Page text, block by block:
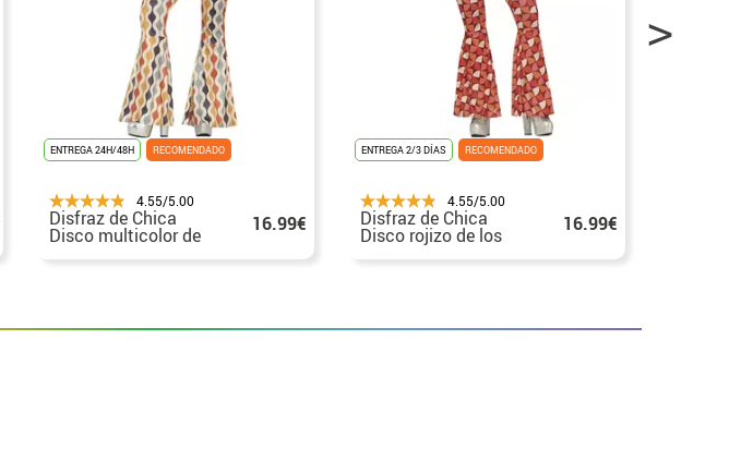
ENTREGA 24H/48H RECOMENDADO
4.55/5.00
Disfraz de Chica
Disco multicolor de 16.99€
ENTREGA 2/3 DÍAS RECOMENDADO
4.55/5.00
Disfraz de Chica
Disco rojizo de los
Años 70 para mujer
16.99€